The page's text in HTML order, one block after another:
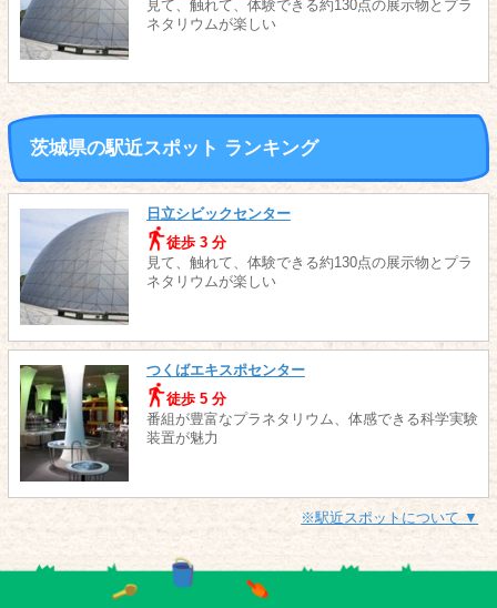
見て、触れて、体験できる約130点の展示物とプラ
ネタリウムが楽しい
茨城県の駅近スポット ランキング
日立シビックセンター
徒歩 3 分
見て、触れて、体験できる約130点の展示物とプラ
ネタリウムが楽しい
つくばエキスポセンター
徒歩 5 分
番組が豊富なプラネタリウム、体感できる科学実験
装置が魅力
※駅近スポットについて ▼